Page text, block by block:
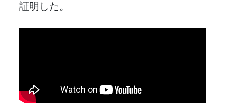
証明した。